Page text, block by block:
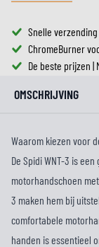
Snelle verzending
ChromeBurner
De beste prijzen
OMSCHRIJVING
Waarom kiezen voor
De Spidi WNT-3 is
motorhandschoen
3 maken hem bij
comfortabele
handen is essentieel